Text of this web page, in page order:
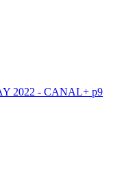
2022 - CANAL+ p9